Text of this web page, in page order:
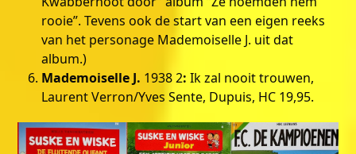
rooie”. Tevens ook de start van een eigen reeks
van het personage Mademoiselle J. uit dat
album.)
Mademoiselle J. 1938 2: Ik zal nooit trouwen,
Laurent Verron/Yves Sente, Dupuis, HC 19,95.